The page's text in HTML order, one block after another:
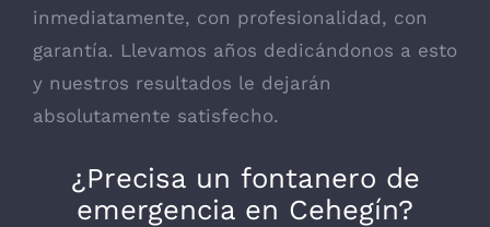
inmediatamente, con profesionalidad, con
garantía. Llevamos años dedicándonos a esto
y nuestros resultados le dejarán
absolutamente satisfecho.
¿Precisa un fontanero de
emergencia en Cehegín?